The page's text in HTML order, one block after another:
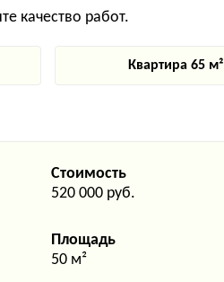
качество работ.
Квартира 65 м²
Стоимость
520 000 руб.
Площадь
50 м²